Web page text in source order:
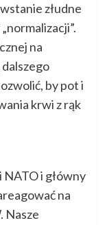
złudne
na
by pot i
krwi z rąk
i główny
na
Nasze